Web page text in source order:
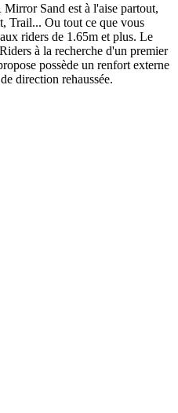
Sand est à l'aise partout,
Trail... Ou tout ce que vous
riders de 1.65m et plus. Le
à la recherche d'un premier
possède un renfort externe
direction rehaussée.